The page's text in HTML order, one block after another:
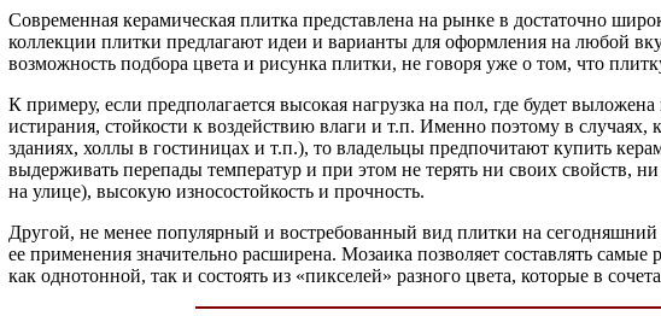
Современная керамическая плитка представлена на рынке в достаточно
коллекции плитки предлагают идеи и варианты для оформления на любой
возможность подбора цвета и рисунка плитки, не говоря уже о том, что
К примеру, если предполагается высокая нагрузка на пол, где будет
истирания, стойкости к воздействию влаги и т.п. Именно поэтому в
зданиях, холлы в гостиницах и т.п.), то владельцы предпочитают купить
выдерживать перепады температур и при этом не терять ни своих свойств,
на улице), высокую износостойкость и прочность.
Другой, не менее популярный и востребованный вид плитки на
ее применения значительно расширена. Мозаика позволяет составлять
как однотонной, так и состоять из «пикселей» разного цвета, которые в